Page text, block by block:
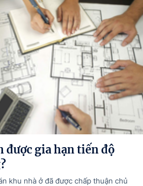
kế
sống
chính sách
Nông sản
được gia hạn tiến độ
khu nhà ở đã được chấp thuận chủ